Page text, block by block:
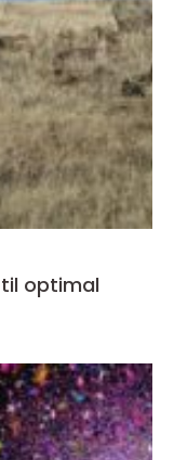
optimal